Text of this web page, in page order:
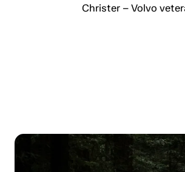
passion alive.
Christer – Volvo